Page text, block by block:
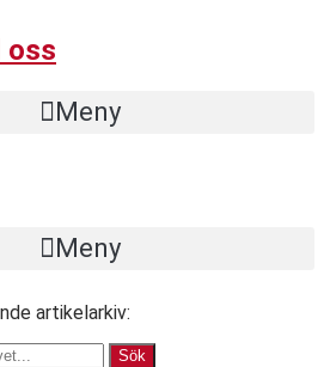
oss
Meny
Meny
artikelarkiv:
Sök